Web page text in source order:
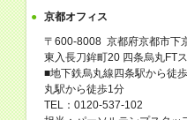
京都オフィス
〒600-8008 京都府京都市下
東入長刀鉾町20 四条烏丸FT
■地下鉄烏丸線四条駅から徒
丸駅から徒歩1分
TEL：0120-537-102